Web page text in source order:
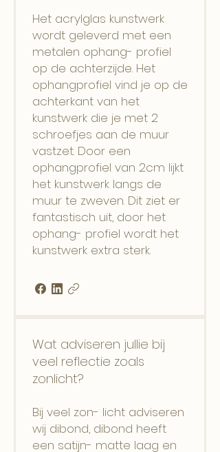
Het acrylglas kunstwerk
wordt geleverd met een
metalen ophang- profiel
op de achterzijde. Het
ophangprofiel vind je op de
achterkant van het
kunstwerk die je met 2
schroefjes aan de muur
vastzet. Door een
ophangprofiel van 2cm lijkt
het kunstwerk langs de
muur te zweven. Dit ziet er
fantastisch uit, door het
ophang- profiel wordt het
kunstwerk extra sterk.
Wat adviseren jullie bij
veel reflectie zoals
zonlicht?
Bij veel zon- licht adviseren
wij dibond, dibond heeft
een satijn- matte laag en